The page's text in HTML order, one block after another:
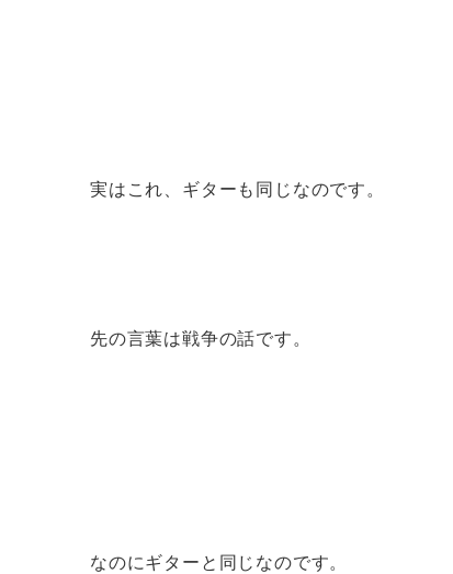
実はこれ、ギターも同じなのです。
先の言葉は戦争の話です。
なのにギターと同じなのです。